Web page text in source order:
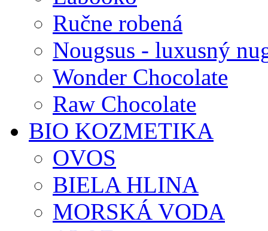
Ručne robená
Nougsus - luxusný
Wonder Chocolate
Raw Chocolate
BIO KOZMETIKA
OVOS
BIELA HLINA
MORSKÁ VODA